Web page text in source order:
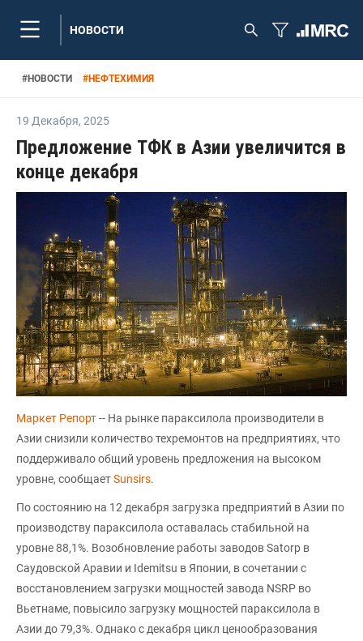
НОВОСТИ
#НОВОСТИ #НЕФТЕХИМИЯ
19 Декабря, 2025
Предложение ТФК в Азии увеличится в
конце декабря
Маркет Репорт-- На рынке параксилола производители в
Азии снизили количество техремонтов на предприятиях, что
поддерживало общий уровень предложения на высоком
уровне, сообщаетSunsirs.
По состоянию на 12 декабря загрузка предприятий в Азии по
производству параксилола оставалась стабильной на
уровне 88,1%. Возобновление работы заводов Satorp в
Саудовской Аравии и Idemitsu в Японии, в сочетании с
восстановлением загрузки мощностей завода NSRP во
Вьетнаме, повысило загрузку мощностей параксилола в
Азии до 79,3%. Однако с декабря цикл ценообразования